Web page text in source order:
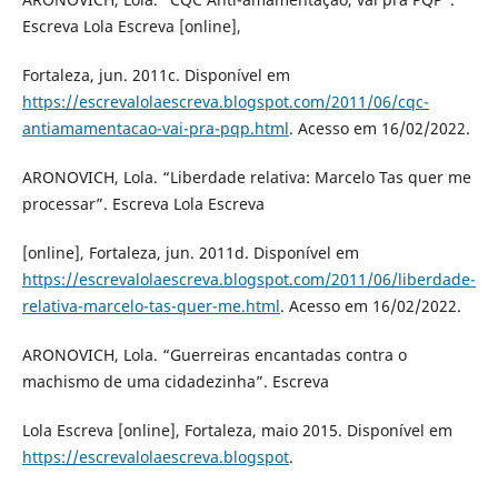
Escreva Lola Escreva [online],
Fortaleza, jun. 2011c. Disponível em
https://escrevalolaescreva.blogspot.com/2011/06/cqc-
antiamamentacao-vai-pra-pqp.html. Acesso em 16/02/2022.
ARONOVICH, Lola. “Liberdade relativa: Marcelo Tas quer me
processar”. Escreva Lola Escreva
[online], Fortaleza, jun. 2011d. Disponível em
https://escrevalolaescreva.blogspot.com/2011/06/liberdade-
relativa-marcelo-tas-quer-me.html. Acesso em 16/02/2022.
ARONOVICH, Lola. “Guerreiras encantadas contra o
machismo de uma cidadezinha”. Escreva
Lola Escreva [online], Fortaleza, maio 2015. Disponível em
https://escrevalolaescreva.blogspot.